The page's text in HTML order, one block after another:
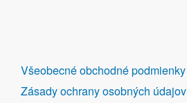
DALŠÍ
ODKAZY
Všeobecné obchodné podmienky
Zásady ochrany osobných údajov